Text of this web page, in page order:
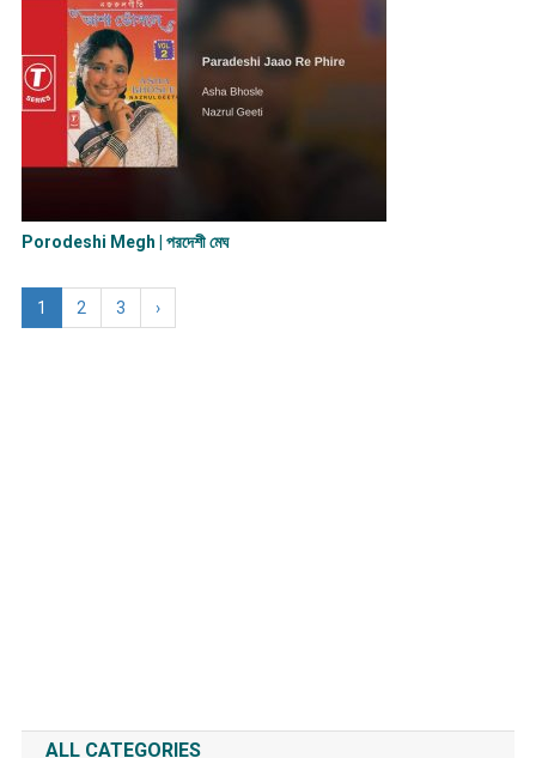
Porodeshi Megh | পরদেশী মেঘ
1 2 3 ›
ALL CATEGORIES